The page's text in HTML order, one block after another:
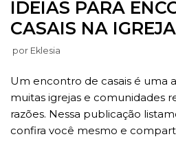
IDEIAS PARA
CASAIS NA IGREJA
por Eklesia
Um encontro de casais é uma
muitas igrejas e comunidades
razões. Nessa publicação
confira você mesmo e